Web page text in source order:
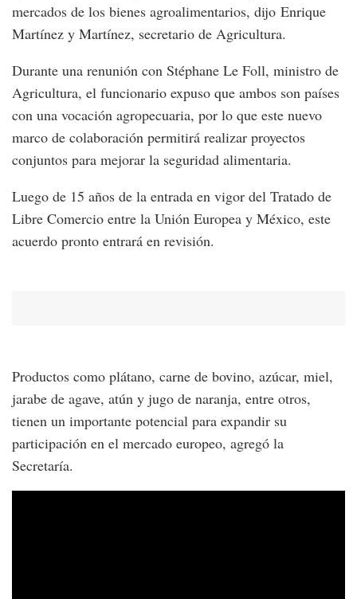
mercados de los bienes agroalimentarios, dijo Enrique
Martínez y Martínez, secretario de Agricultura.
Durante una renunión con Stéphane Le Foll, ministro de
Agricultura, el funcionario expuso que ambos son países
con una vocación agropecuaria, por lo que este nuevo
marco de colaboración permitirá realizar proyectos
conjuntos para mejorar la seguridad alimentaria.
Luego de 15 años de la entrada en vigor del Tratado de
Libre Comercio entre la Unión Europea y México, este
acuerdo pronto entrará en revisión.
Productos como plátano, carne de bovino, azúcar, miel,
jarabe de agave, atún y jugo de naranja, entre otros,
tienen un importante potencial para expandir su
participación en el mercado europeo, agregó la
Secretaría.